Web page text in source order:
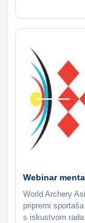
Webinar
World Archery
pripremi
s iskustvom